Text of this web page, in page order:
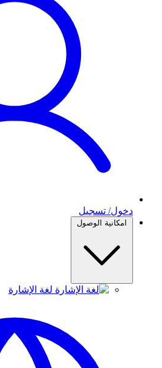
دخول/ تسجيل
امكانية الوصول
لغة الإشارة